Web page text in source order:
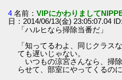
4 名前：VIPにかわりまして
日：2014/06/13(金) 23:05:07.04
「ハルヒなら掃除当番だ」
「知ってるわよ、同じクラス
ても遅いじゃない。
いつもの涼宮さんなら、掃
らせて、部室にやってくるのに